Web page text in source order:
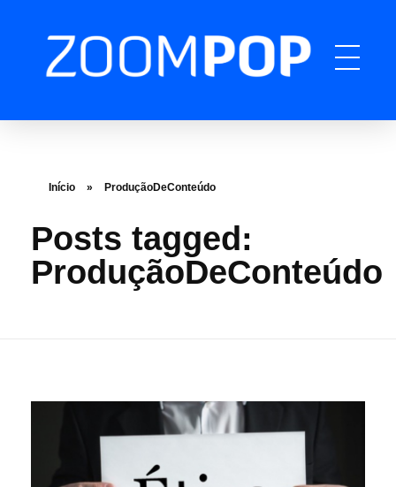
Início » ProduçãoDeConteúdo
Posts tagged:
ProduçãoDeConteúdo